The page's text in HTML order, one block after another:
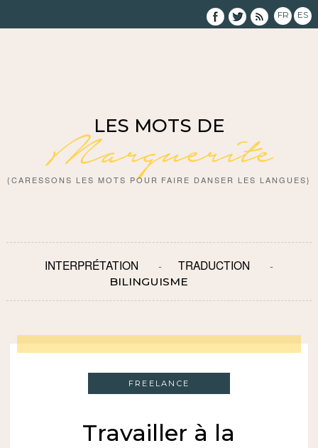
FR ES
LES MOTS DE
Marguerite
{CARESSONS LES MOTS POUR FAIRE DANSER LES LANGUES}
INTERPRÉTATION TRADUCTION
BILINGUISME
FREELANCE
Travailler à la